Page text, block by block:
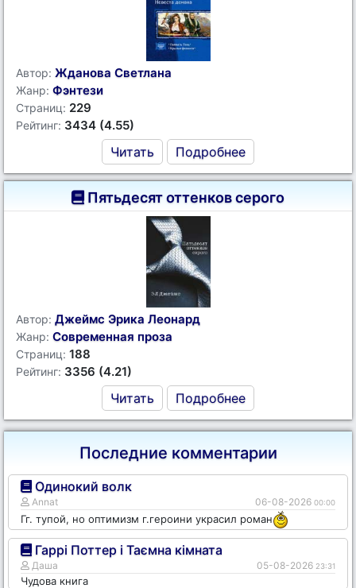
Автор: Жданова Светлана
Жанр: Фэнтези
Страниц: 229
Рейтинг: 3434 (4.55)
Читать Подробнее
Пятьдесят оттенков серого
Автор: Джеймс Эрика Леонард
Жанр: Современная проза
Страниц: 188
Рейтинг: 3356 (4.21)
Читать Подробнее
Последние комментарии
Одинокий волк
Annat 06-08-2026 00:00
Гг. тупой, но оптимизм г.героини украсил роман
Гаррі Поттер і Таємна кімната
Даша 05-08-2026 23:31
Чудова книга